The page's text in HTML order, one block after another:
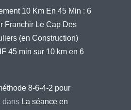
10 Km En 45 Min : 6
Franchir Le Cap Des
(en Construction)
45 min sur 10 km en 6
8-6-4-2 pour
dans La séance en